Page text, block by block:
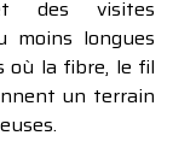
des visites
moins longues
où la fibre, le fil
un terrain